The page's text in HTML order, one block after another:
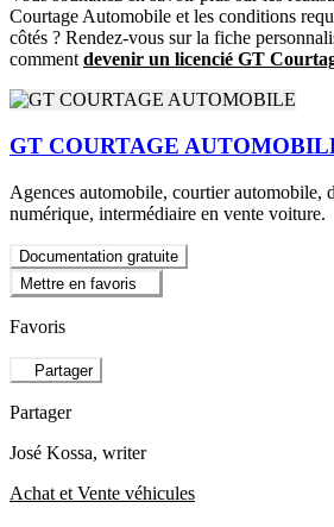
Courtage Automobile et les conditions
côtés ? Rendez-vous sur la fiche
comment devenir un licencié GT
GT COURTAGE
Agences automobile, courtier automobile,
numérique, intermédiaire en vente voiture.
Documentation gratuite
Mettre en favoris
Favoris
Partager
Partager
José Kossa, writer
Achat et Vente véhicules